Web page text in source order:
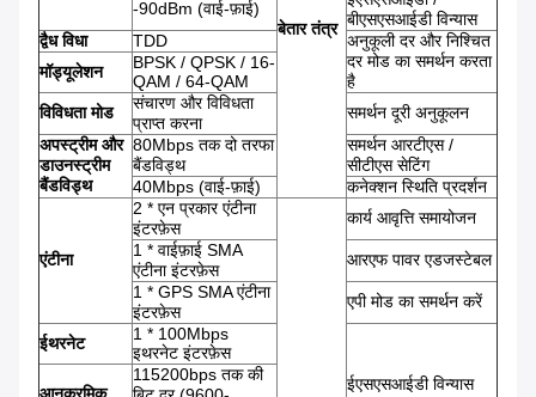
बेतार तंत्र
-90dBm (वाई-फ़ाई)
बीएसएसआईडी विन्यास
द्वैध विधा
TDD
अनुकूली दर और निश्चित
दर मोड का समर्थन करता
है
मॉड्यूलेशन
BPSK / QPSK / 16-
QAM / 64-QAM
विविधता मोड
संचारण और विविधता
प्राप्त करना
समर्थन दूरी अनुकूलन
अपस्ट्रीम और
डाउनस्ट्रीम
बैंडविड्थ
80Mbps तक दो तरफा
बैंडविड्थ
समर्थन आरटीएस /
सीटीएस सेटिंग
40Mbps (वाई-फ़ाई)
कनेक्शन स्थिति प्रदर्शन
एंटीना
2 * एन प्रकार एंटीना
इंटरफ़ेस
कार्य आवृत्ति समायोजन
1 * वाईफ़ाई SMA
एंटीना इंटरफ़ेस
आरएफ पावर एडजस्टेबल
1 * GPS SMA एंटीना
इंटरफ़ेस
एपी मोड का समर्थन करें
ईथरनेट
1 * 100Mbps
इथरनेट इंटरफ़ेस
ईएसएसआईडी विन्यास
115200bps तक की